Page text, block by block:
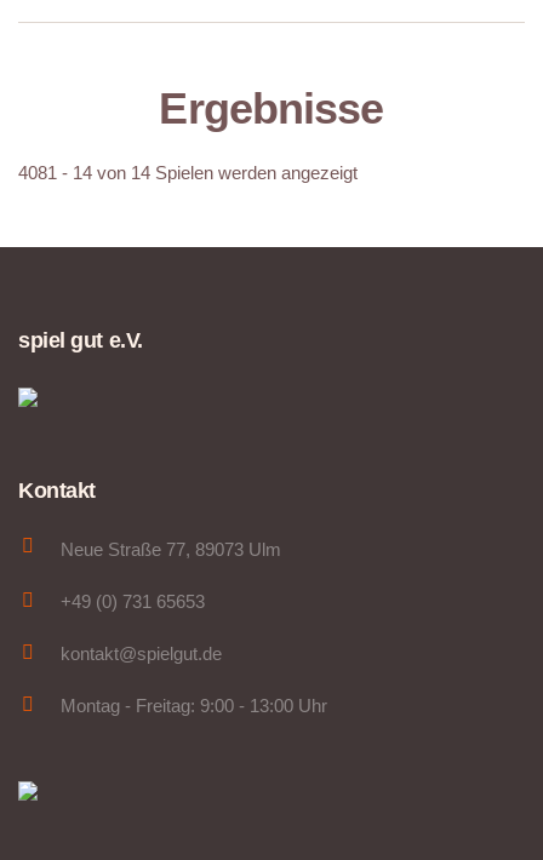
Ergebnisse
4081 - 14 von 14 Spielen werden angezeigt
spiel gut e.V.
Kontakt
Neue Straße 77, 89073 Ulm
+49 (0) 731 65653
kontakt@spielgut.de
Montag - Freitag: 9:00 - 13:00 Uhr